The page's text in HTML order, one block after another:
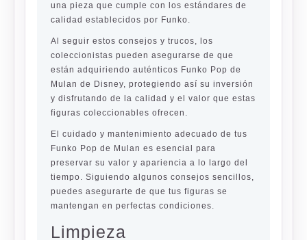
una pieza que cumple con los estándares de
calidad establecidos por Funko.
Al seguir estos consejos y trucos, los
coleccionistas pueden asegurarse de que
están adquiriendo auténticos Funko Pop de
Mulan de Disney, protegiendo así su inversión
y disfrutando de la calidad y el valor que estas
figuras coleccionables ofrecen.
El cuidado y mantenimiento adecuado de tus
Funko Pop de Mulan es esencial para
preservar su valor y apariencia a lo largo del
tiempo. Siguiendo algunos consejos sencillos,
puedes asegurarte de que tus figuras se
mantengan en perfectas condiciones.
Limpieza